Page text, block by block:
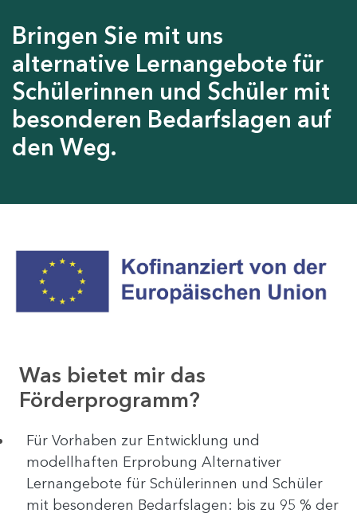
Bringen Sie mit uns
alternative Lernangebote für
Schülerinnen und Schüler mit
besonderen Bedarfslagen auf
den Weg.
Was bietet mir das
Förderprogramm?
Für Vorhaben zur Entwicklung und
modellhaften Erprobung Alternativer
Lernangebote für Schülerinnen und Schüler
mit besonderen Bedarfslagen: bis zu 95 % der